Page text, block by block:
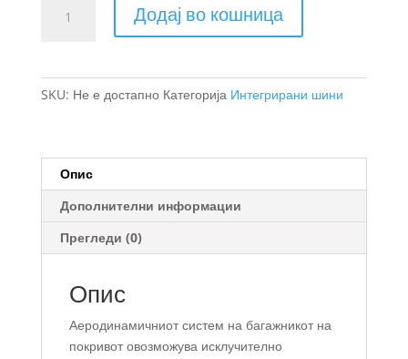
WingBar
Додај во кошница
SKU: Не е достапно Категорија Интегрирани шини
Опис
Дополнителни информации
Прегледи (0)
Опис
Аеродинамичниот систем на багажникот на
покривот овозможува исклучително